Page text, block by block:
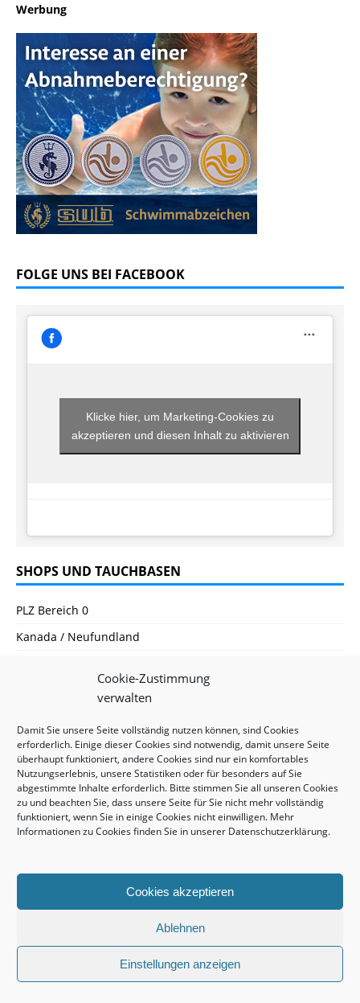
Cookie-Zustimmung
verwalten
Damit Sie unsere Seite vollständig nutzen können, sind Cookies
erforderlich. Einige dieser Cookies sind notwendig, damit unsere Seite
überhaupt funktioniert, andere Cookies sind nur ein komfortables
Nutzungserlebnis, unsere Statistiken oder für besonders auf Sie
abgestimmte Inhalte erforderlich. Bitte stimmen Sie all unseren Cookies
zu und beachten Sie, dass unsere Seite für Sie nicht mehr vollständig
funktioniert, wenn Sie in einige Cookies nicht einwilligen. Mehr
Informationen zu Cookies finden Sie in unserer Datenschutzerklärung.
Cookies akzeptieren
Ablehnen
Einstellungen anzeigen
Werbung
FOLGE UNS BEI FACEBOOK
Klicke hier, um Marketing-Cookies zu
akzeptieren und diesen Inhalt zu aktivieren
SHOPS UND TAUCHBASEN
PLZ Bereich 0
Kanada / Neufundland
eoapp DIVE: Satelliten-App erleichtert Tauchplanung